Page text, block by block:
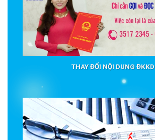
THAY ĐỔI NỘI DUNG ĐKKD